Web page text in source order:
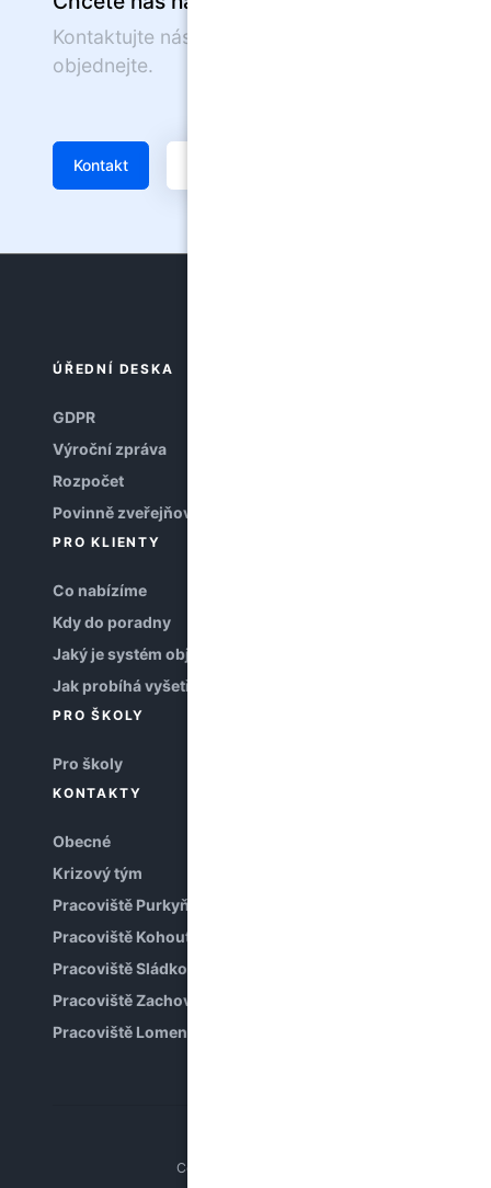
Kontaktujte nás nebo se on-line
objednejte.
Kontakt
ÚŘEDNÍ DESKA
GDPR
Výroční zpráva
Rozpočet
Povinně zveřejňované informace
PRO KLIENTY
Co nabízíme
Kdy do poradny
Jaký je systém objednávání
Jak probíhá vyšetření
PRO ŠKOLY
Pro školy
KONTAKTY
Obecné
Krizový tým
Pracoviště Purkyňova
Pracoviště Kohoutova
Pracoviště Sládkova
Pracoviště Zachova
Pracoviště Lomená
Copyright © PPP Brno